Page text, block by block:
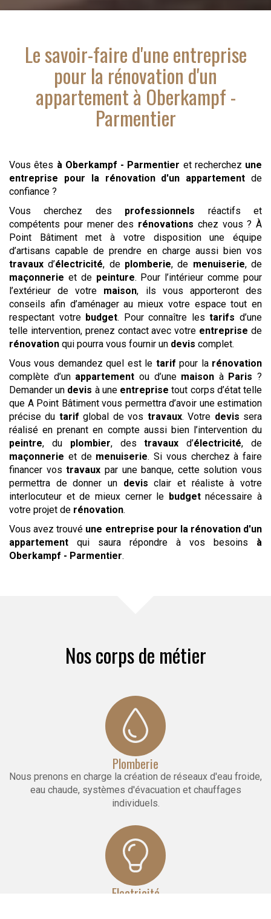
Le savoir-faire d'une entreprise
pour la rénovation d'un
appartementà Oberkampf -
Parmentier
Vous êtes à Oberkampf - Parmentier et recherchez une
entreprise pour la rénovation d'un appartement de
confiance ?
Vous cherchez des professionnels réactifs et
compétents pour mener des rénovations chez vous ? À
Point Bâtiment met à votre disposition une équipe
d’artisans capable de prendre en charge aussi bien vos
travaux d’électricité, de plomberie, de menuiserie, de
maçonnerie et de peinture. Pour l’intérieur comme pour
l’extérieur de votre maison, ils vous apporteront des
conseils afin d’aménager au mieux votre espace tout en
respectant votre budget. Pour connaître lestarifs d’une
telle intervention, prenez contact avec votre entreprise de
rénovation qui pourra vous fournir un devis complet.
Vous vous demandez quel est le tarif pour la rénovation
complète d’un appartement ou d’une maison à Paris ?
Demander un devis à une entreprise tout corps d’état telle
que A Point Bâtiment vous permettra d’avoir une estimation
précise du tarif global de vos travaux. Votre devis sera
réalisé en prenant en compte aussi bien l’intervention du
peintre, du plombier, destravaux d’électricité, de
maçonnerie et de menuiserie. Si vous cherchez à faire
financer vostravaux par une banque, cette solution vous
permettra de donner un devis clair et réaliste à votre
interlocuteur et de mieux cerner le budgetnécessaire à
votre projet de rénovation.
Vous avez trouvé une entreprise pour la rénovation d'un
appartement qui saura répondre à vos besoins à
Oberkampf - Parmentier.
Nos corps de métier
Plomberie
Nous prenons en charge la création de réseaux d'eau froide,
eau chaude, systèmes d'évacuation et chauffages
individuels.
Electricité